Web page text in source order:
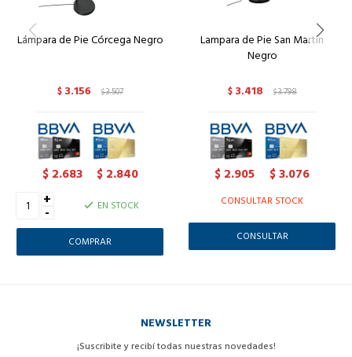
Lámpara de Pie Córcega Negro
$ 3.156 $3.507
$ 2.683 $ 2.840
+
- EN STOCK
Lampara de Pie San Martin
Negro
$ 3.418 $3.798
$ 2.905 $3.076
CONSULTAR STOCK
CONSULTAR
NEWSLETTER
¡Suscribite y recibí todas nuestras novedades!